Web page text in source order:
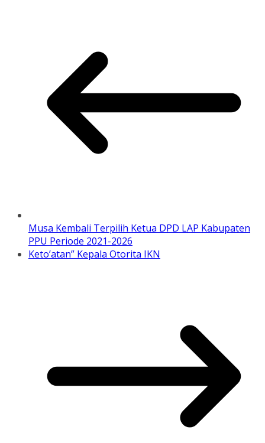
Musa Kembali Terpilih Ketua DPD LAP Kabupaten
PPU Periode 2021-2026
Keto’atan” Kepala Otorita IKN